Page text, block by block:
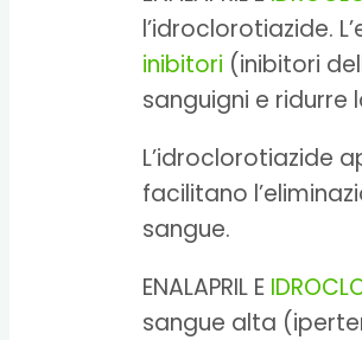
l’idroclorotiazide.
inibitori (inibitori
sanguigni e ridurre
L’idroclorotiazide
facilitano
sangue.
ENALAPRIL E
sangue alta